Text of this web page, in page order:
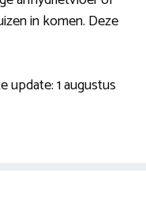
in komen. Deze
update: 1 augustus